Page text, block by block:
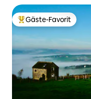
Beliebter Gäste-Favorit.
Gäste-Favorit